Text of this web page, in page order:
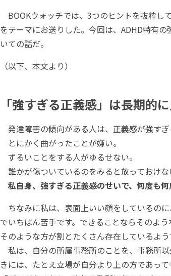
BOOKウォッチでは、3つのヒントを抜粋し
をテーマにお送りした。今回は、ADHD特有
いての話だ。
（以下、本文より）
「強すぎる正義感」は長期的
発達障害の傾向がある人は、正義感が強すぎ
とにかく曲がったことが嫌い。
ずるいことをする人がゆるせない。
誰かが傷ついているのをみると放っておけな
私自身、強すぎる正義感のせいで、何度も何
ちなみに私は、表面上いい顔をしているの
でいちばん苦手です。できることならそのよ
そのような方が割とたくさん存在しているよう
私は、自分の所属事務所のことを、事務所
きには、たとえ立場が自分より上の方であって